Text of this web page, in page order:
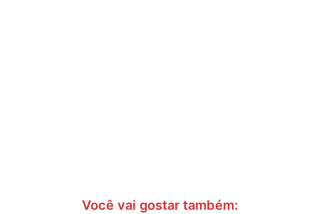
Você vai gostar também: